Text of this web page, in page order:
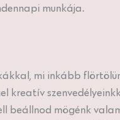
munkája.
mi inkább
kreatív
mögénk